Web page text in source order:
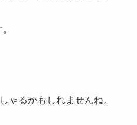
ゃるかもしれませんね。